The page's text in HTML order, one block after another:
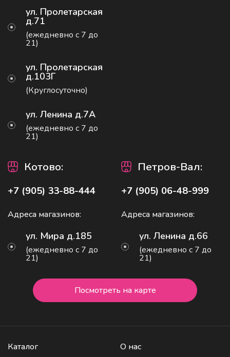
ул. Пролетарская
д.71
(ежедневно с 7 до
21)
ул. Пролетарская
д.103Г
(Круглосуточно)
ул. Ленина д.7А
(ежедневно с 7 до
21)
Котово:
+7 (905) 33-88-444
Адреса магазинов:
ул. Мира д.185
(ежедневно с 7 до
21)
Петров-Вал:
+7 (905) 06-48-999
Адреса магазинов:
ул. Ленина д.66
(ежедневно с 7 до
21)
Посмотреть на карте
Каталог О нас